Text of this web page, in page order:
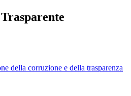
della corruzione e della trasparenza